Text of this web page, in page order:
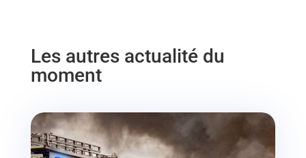
Les autres actualité du
moment